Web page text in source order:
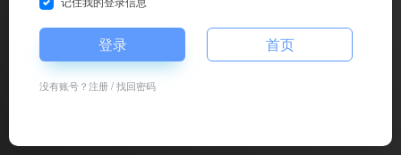
登录 首页
没有账号？注册/找回密码